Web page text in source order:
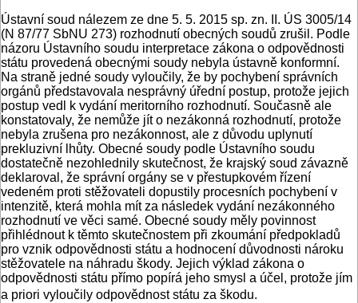
Ústavní soud nálezem ze dne 5. 5. 2015 sp. zn. II. ÚS 3005/14
(N 87/77 SbNU 273) rozhodnutí obecných soudů zrušil. Podle
názoru Ústavního soudu interpretace zákona o odpovědnosti
státu provedená obecnými soudy nebyla ústavně konformní.
Na straně jedné soudy vyloučily, že by pochybení správních
orgánů představovala nesprávný úřední postup, protože jejich
postup vedl k vydání meritorního rozhodnutí. Současně ale
konstatovaly, že nemůže jít o nezákonná rozhodnutí, protože
nebyla zrušena pro nezákonnost, ale z důvodu uplynutí
prekluzivní lhůty. Obecné soudy podle Ústavního soudu
dostatečně nezohlednily skutečnost, že krajský soud závazně
deklaroval, že správní orgány se v přestupkovém řízení
vedeném proti stěžovateli dopustily procesních pochybení v
intenzitě, která mohla mít za následek vydání nezákonného
rozhodnutí ve věci samé. Obecné soudy měly povinnost
přihlédnout k těmto skutečnostem při zkoumání předpokladů
pro vznik odpovědnosti státu a hodnocení důvodnosti nároku
stěžovatele na náhradu škody. Jejich výklad zákona o
odpovědnosti státu přímo popírá jeho smysl a účel, protože jím
a priori vyloučily odpovědnost státu za škodu.